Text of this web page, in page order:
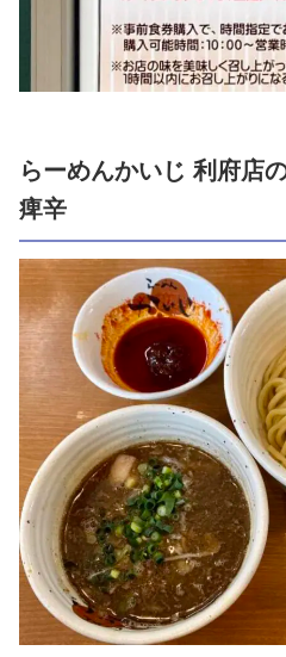
らーめんかいじ 利府店
痺辛